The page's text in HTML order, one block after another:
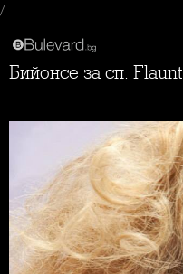
/
Бийонсе за сп. Flaunt